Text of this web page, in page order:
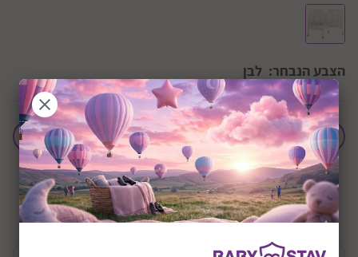
הצבע הנבחר: לבן
הוסף לחבילת לידה
+0M שיתוף: